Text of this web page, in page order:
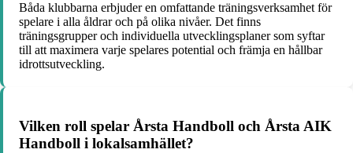
Båda klubbarna erbjuder en omfattande träningsverksamhet för
spelare i alla åldrar och på olika nivåer. Det finns
träningsgrupper och individuella utvecklingsplaner som syftar
till att maximera varje spelares potential och främja en hållbar
idrottsutveckling.
Vilken roll spelar Årsta Handboll och Årsta AIK
Handboll i lokalsamhället?